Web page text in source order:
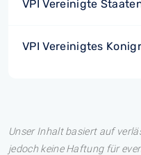
VPI Vereinigte
VPI Vereinigtes
Unser Inhalt basiert auf
jedoch keine Haftung für